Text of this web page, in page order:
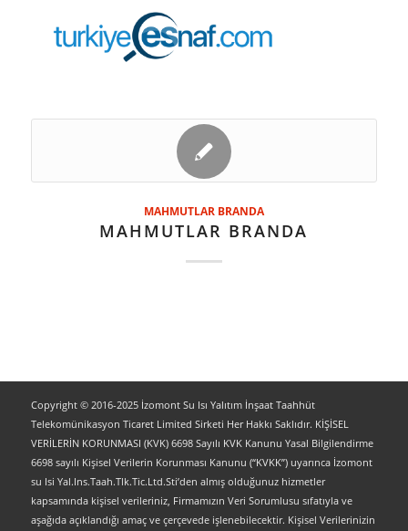
MAHMUTLAR BRANDA
MAHMUTLAR BRANDA
Copyright © 2016-2025 İzomont Su Isı Yalıtım İnşaat Taahhüt
Telekomünikasyon Ticaret Limited Sirketi Her Hakkı Saklıdır. KİŞİSEL
VERİLERİN KORUNMASI (KVK) 6698 Sayılı KVK Kanunu Yasal Bilgilendirme
6698 sayılı Kişisel Verilerin Korunması Kanunu (“KVKK”) uyarınca İzomont
su Isi Yal.Ins.Taah.Tlk.Tic.Ltd.Sti’den almış olduğunuz hizmetler
kapsamında kişisel verileriniz, Firmamızın Veri Sorumlusu sıfatıyla ve
aşağıda açıklandığı amaç ve çerçevede işlenebilecektir. Kişisel Verilerinizin